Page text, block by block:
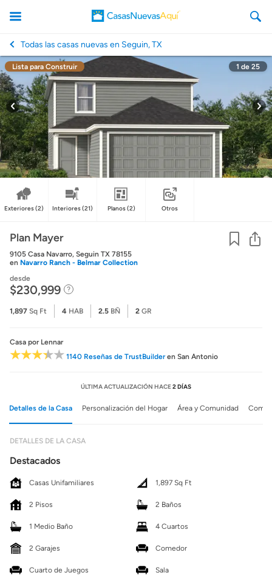
CasasNuevasAqui
Todas las casas nuevas en Seguin, TX
Lista para Construir 1 de 25
Exteriores(2) Interiores(21) Planos(2) Otros
Plan Mayer
9105 Casa Navarro, Seguin TX 78155
en Navarro Ranch - Belmar Collection
desde
$230,999
1,897 Sq Ft 4 HAB 2.5 BÑ 2 GR
Casa por Lennar
1140 Reseñas de TrustBuilderen San Antonio
ÚLTIMA ACTUALIZACIÓN HACE2 DÍAS
Detalles de la Casa Personalización del Hogar Área y Comunidad
DETALLES DE LA CASA
Destacados
Casas Unifamiliares 1,897 Sq Ft
2 Pisos 2 Baños
1 Medio Baño 4 Cuartos
2 Garajes Comedor
Cuarto de Juegos Sala